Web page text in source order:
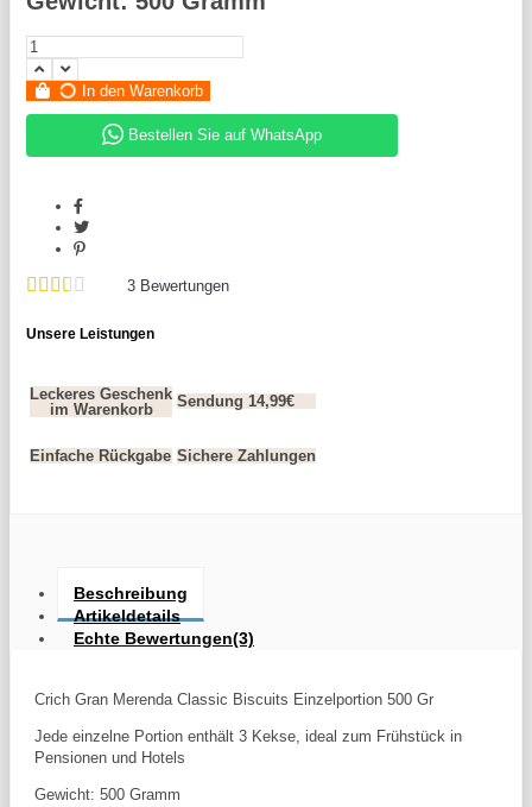
In den Warenkorb
Bestellen Sie auf WhatsApp
3 Bewertungen
Unsere Leistungen
Leckeres Geschenk
im Warenkorb
Sendung 14,99€
Einfache Rückgabe Sichere Zahlungen
Beschreibung
Artikeldetails
Echte Bewertungen(3)
Crich Gran Merenda Classic Biscuits Einzelportion 500 Gr
Jede einzelne Portion enthält 3 Kekse, ideal zum Frühstück in
Pensionen und Hotels
Gewicht: 500 Gramm